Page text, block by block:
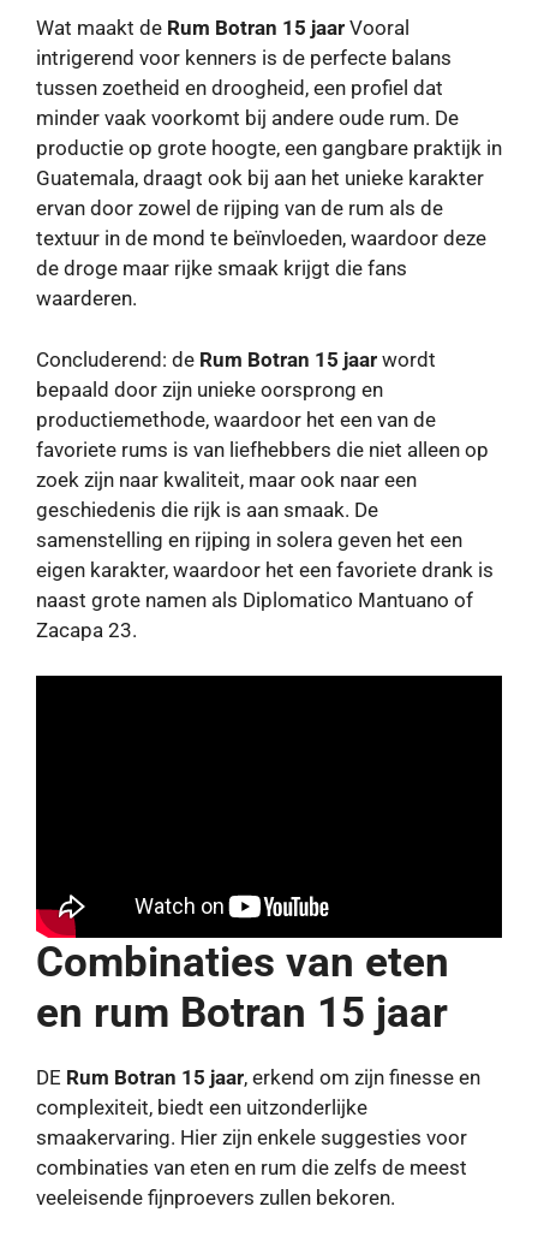
Wat maakt de Rum Botran 15 jaar Vooral
intrigerend voor kenners is de perfecte balans
tussen zoetheid en droogheid, een profiel dat
minder vaak voorkomt bij andere oude rum. De
productie op grote hoogte, een gangbare praktijk in
Guatemala, draagt ​​ook bij aan het unieke karakter
ervan door zowel de rijping van de rum als de
textuur in de mond te beïnvloeden, waardoor deze
de droge maar rijke smaak krijgt die fans
waarderen.
Concluderend: de Rum Botran 15 jaar wordt
bepaald door zijn unieke oorsprong en
productiemethode, waardoor het een van de
favoriete rums is van liefhebbers die niet alleen op
zoek zijn naar kwaliteit, maar ook naar een
geschiedenis die rijk is aan smaak. De
samenstelling en rijping in solera geven het een
eigen karakter, waardoor het een favoriete drank is
naast grote namen als Diplomatico Mantuano of
Zacapa 23.
Combinaties van eten
en rum Botran 15 jaar
DE Rum Botran 15 jaar, erkend om zijn finesse en
complexiteit, biedt een uitzonderlijke
smaakervaring. Hier zijn enkele suggesties voor
combinaties van eten en rum die zelfs de meest
veeleisende fijnproevers zullen bekoren.